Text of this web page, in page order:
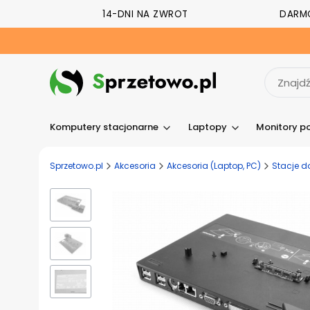
14-DNI NA ZWROT
Komputery stacjonarne Laptopy Monitory
Sprzetowo.pl Akcesoria Akcesoria (Laptop, PC) Stacje